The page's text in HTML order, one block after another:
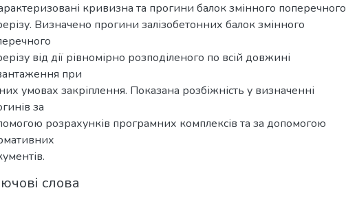
кривизна та прогини балок змінного поперечного
Визначено прогини залізобетонних балок змінного
від дії рівномірно розподіленого по всій довжині
при
умовах закріплення. Показана розбіжність у визначенні
за
розрахунків програмних комплексів та за допомогою
слова